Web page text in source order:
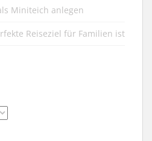
Miniteich anlegen
Reiseziel für Familien ist